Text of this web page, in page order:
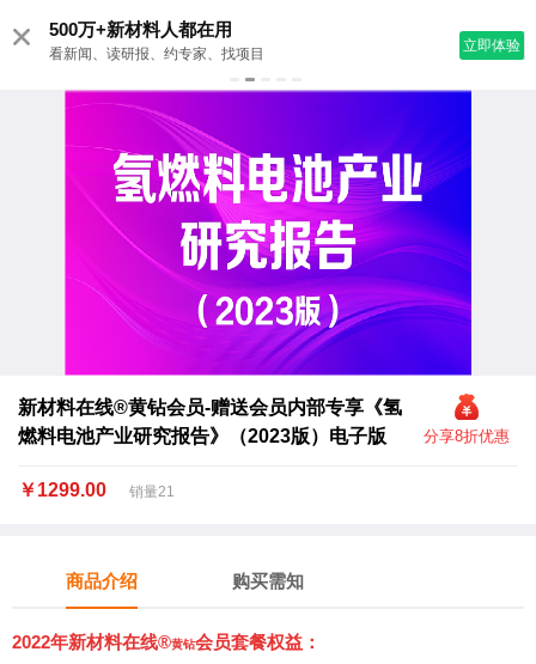
分享8折优惠
新材料在线®黄钻会员-赠送会员内部专享《氢
燃料电池产业研究报告》（2023版）电子版
￥1299.00 销量21
商品介绍 购买需知
2022年新材料在线®黄钻会员套餐权益：
500万+新材料人都在用
看新闻、读研报、约专家、找项目 立即体验